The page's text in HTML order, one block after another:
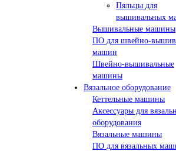
Пяльцы для
вышивальных
Вышивальные машины
ПО для швейно-
машин
Швейно-вышивальные
машины
Вязальное оборудование
Кеттельные машины
Аксессуары для
оборудования
Вязальные машины
ПО для вязальных